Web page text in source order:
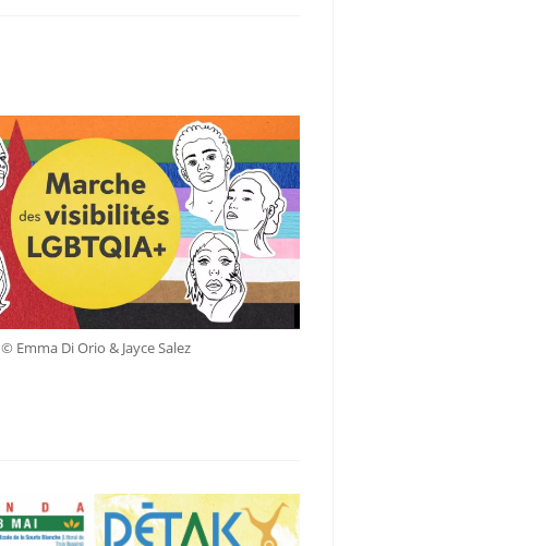
© Emma Di Orio & Jayce Salez